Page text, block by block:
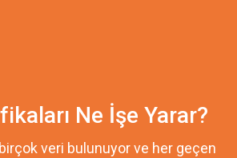
Ne İşe Yarar?
veri bulunuyor ve her geçen